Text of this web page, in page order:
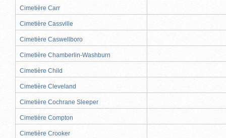
Cimetière Carr
Cimetière Cassville
Cimetière Caswellboro
Cimetière Chamberlin-Washburn
Cimetière Child
Cimetière Cleveland
Cimetière Cochrane Sleeper
Cimetière Compton
Cimetière Crooker